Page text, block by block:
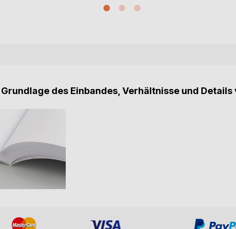
des Einbandes, Verhältnisse und